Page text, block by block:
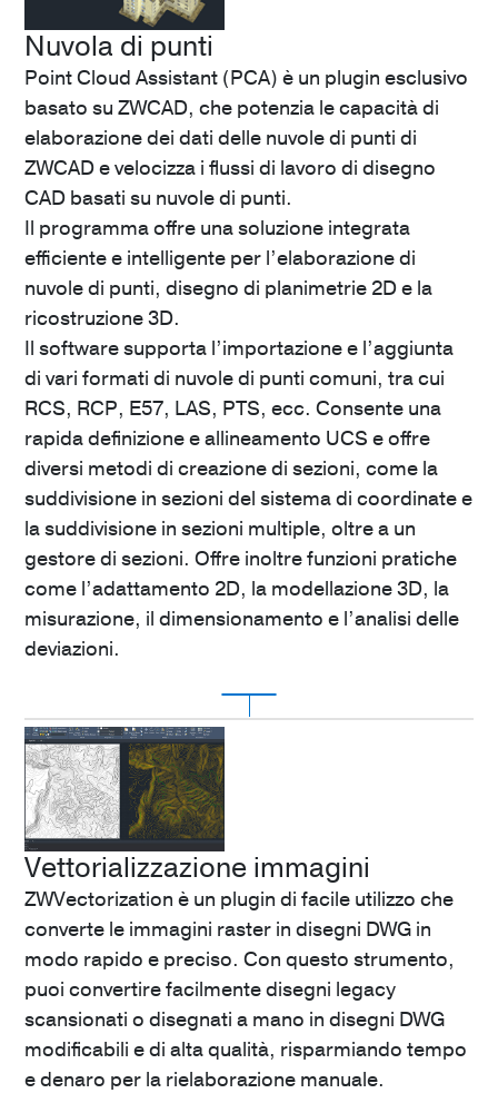
le funzionalità del programma CAD di base.
140€
Scopri
ZWNESTING
ZWNESTINGè un’applicazione per la
disposizione ottimale degli oggetti in un disegno.
240€
Scopri
ZWTRAFFIC
Plugin per ZWCAD che supporta progetti di
gestione del traffico stradale, un ampio database
della segnaletica verticale e orizzontale, strutture
di alcuni elementi dell’infrastruttura stradale oltre
al controllo della transitabilità e molto altro.
410€
ZWGEO
ZWGEO è un’applicazione per geometri che
consente di gestire al meglio il materiale dei rilievi
geodetici e topografici.
180€
Scopri
Nuvola di punti
Point Cloud Assistant (PCA) è un plugin esclusivo
basato su ZWCAD, che potenzia le capacità di
elaborazione dei dati delle nuvole di punti di
ZWCAD e velocizza i flussi di lavoro di disegno
CAD basati su nuvole di punti.
Il programma offre una soluzione integrata
efficiente e intelligente per l’elaborazione di
nuvole di punti, disegno di planimetrie 2D e la
ricostruzione 3D.
Il software supporta l’importazione e l’aggiunta
di vari formati di nuvole di punti comuni, tra cui
RCS, RCP, E57, LAS, PTS, ecc. Consente una
rapida definizione e allineamento UCS e offre
diversi metodi di creazione di sezioni, come la
suddivisione in sezioni del sistema di coordinate e
la suddivisione in sezioni multiple, oltre a un
gestore di sezioni. Offre inoltre funzioni pratiche
come l’adattamento 2D, la modellazione 3D, la
misurazione, il dimensionamento e l’analisi delle
deviazioni.
POINT CLOUD ASSISTANT
A partire da
499€
Scopri
Vettorializzazione immagini
ZWVectorization è un plugin di facile utilizzo che
converte le immagini raster in disegni DWG in
modo rapido e preciso. Con questo strumento,
puoi convertire facilmente disegni legacy
scansionati o disegnati a mano in disegni DWG
modificabili e di alta qualità, risparmiando tempo
e denaro per la rielaborazione manuale.